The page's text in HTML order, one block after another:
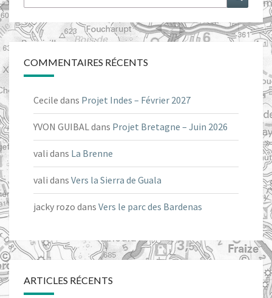
COMMENTAIRES RÉCENTS
Cecile dans Projet Indes – Février 2027
YVON GUIBALdans Projet Bretagne – Juin 2026
vali dans La Brenne
vali dans Vers la Sierra de Guala
jacky rozo dans Vers le parc des Bardenas
ARTICLES RÉCENTS